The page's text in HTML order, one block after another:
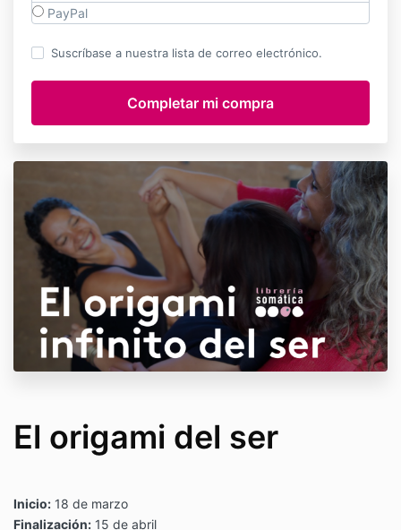
PayPal
Suscríbase a nuestra lista de correo electrónico.
El origami del ser
Inicio: 18 de marzo
Finalización: 15 de abril